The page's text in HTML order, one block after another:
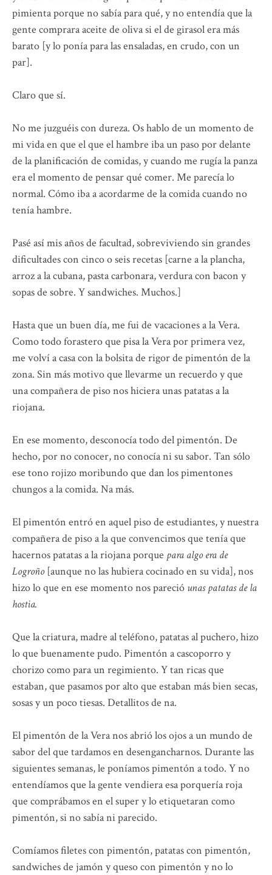
pimienta porque no sabía para qué, y no entendía que la
gente comprara aceite de oliva si el de girasol era más
barato [y lo ponía para las ensaladas, en crudo, con un
par].
Claro que sí.
No me juzguéis con dureza. Os hablo de un momento de
mi vida en que el que el hambre iba un paso por delante
de la planificación de comidas, y cuando me rugía la panza
era el momento de pensar qué comer. Me parecía lo
normal. Cómo iba a acordarme de la comida cuando no
tenía hambre.
Pasé así mis años de facultad, sobreviviendo sin grandes
dificultades con cinco o seis recetas [carne a la plancha,
arroz a la cubana, pasta carbonara, verdura con bacon y
sopas de sobre. Y sandwiches. Muchos.]
Hasta que un buen día, me fui de vacaciones a la Vera.
Como todo forastero que pisa la Vera por primera vez,
me volví a casa con la bolsita de rigor de pimentón de la
zona. Sin más motivo que llevarme un recuerdo y que
una compañera de piso nos hiciera unas patatas a la
riojana.
En ese momento, desconocía todo del pimentón. De
hecho, por no conocer, no conocía ni su sabor. Tan sólo
ese tono rojizo moribundo que dan los pimentones
chungos a la comida. Na más.
El pimentón entró en aquel piso de estudiantes, y nuestra
compañera de piso a la que convencimos que tenía que
hacernos patatas a la riojana porque para algo era de
Logroño[aunque no las hubiera cocinado en su vida], nos
hizo lo que en ese momento nos pareció unas patatas de la
hostia.
Que la criatura, madre al teléfono, patatas al puchero, hizo
lo que buenamente pudo. Pimentón a cascoporro y
chorizo como para un regimiento. Y tan ricas que
estaban, que pasamos por alto que estaban más bien secas,
sosas y un poco tiesas. Detallitos de na.
El pimentón de la Vera nos abrió los ojos a un mundo de
sabor del que tardamos en desengancharnos. Durante las
siguientes semanas, le poníamos pimentón a todo. Y no
entendíamos que la gente vendiera esa porquería roja
que comprábamos en el super y lo etiquetaran como
pimentón, si no sabía ni parecido.
Comíamos filetes con pimentón, patatas con pimentón,
sandwiches de jamón y queso con pimentón y no lo